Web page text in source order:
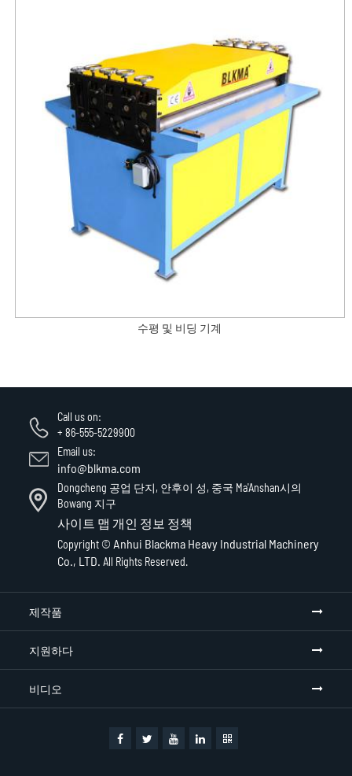
수평 및 비딩 기계
Call us on:
+ 86-555-5229900
Email us:
info@blkma.com
Dongcheng 공업 단지, 안후이 성, 중국 Ma'Anshan시의
Bowang 지구
사이트 맵 개인 정보 정책
Copyright © Anhui Blackma Heavy Industrial Machinery
Co., LTD. All Rights Reserved.
제작품
지원하다
비디오